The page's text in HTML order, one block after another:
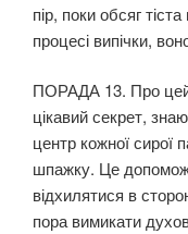
пір, поки обсяг
процесі випічки,
ПОРАДА 13. Про
цікавий секрет,
центр кожної сирої
шпажку. Це
відхилятися в
пора вимикати